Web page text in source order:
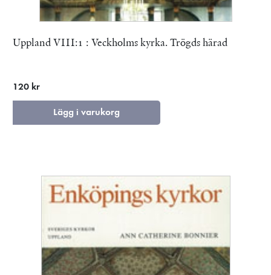
Uppland VIII:1 : Veckholms kyrka. Trögds härad
120 kr
Lägg i varukorg